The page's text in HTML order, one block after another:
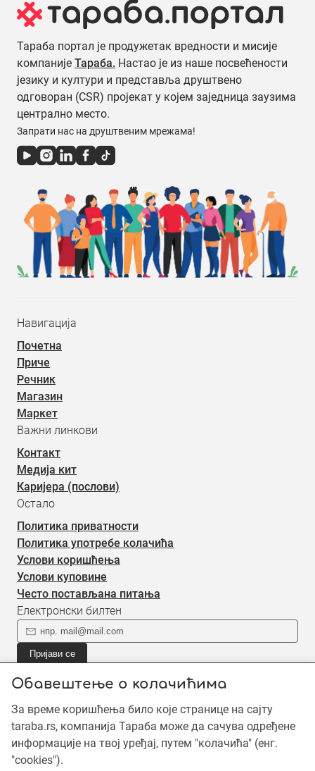
Обавештење о колачићима
За време коришћења било које странице на сајту
taraba.rs, компанија Тараба може да сачува одређене
информације на твој уређај, путем "колачића" (енг.
"cookies").
Тараба портал је продужетак вредности и мисије
компаније Тараба. Настао је из наше посвећености
језику и култури и представља друштвено
одговоран (CSR) пројекат у којем заједница заузима
централно место.
Запрати нас на друштвеним мрежама!
Навигација
Почетна
Приче
Речник
Магазин
Маркет
Важни линкови
Контакт
Медија кит
Каријера (послови)
Остало
Политика приватности
Политика употребе колачића
Услови коришћења
Услови куповине
Често постављана питања
Електронски билтен
Пријави се
информације о новом садржају.
©2019 - 2026 Тараба доо. Сва права задржана. Садржај је
заштићен ауторским правима и власништво је Тараба доо,
осим када је наведено другачије. Неовлашћена употреба